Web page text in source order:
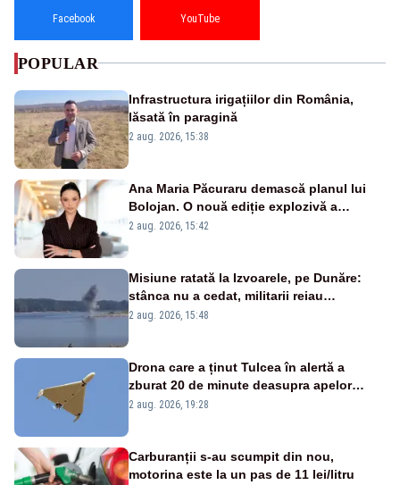
Facebook YouTube
POPULAR
Infrastructura irigațiilor din România,
lăsată în paragină
2 aug. 2026, 15:38
Ana Maria Păcuraru demască planul lui
Bolojan. O nouă ediție explozivă a
emisiunii „Miza Zilei” la Realitatea PLUS
2 aug. 2026, 15:42
Misiune ratată la Izvoarele, pe Dunăre:
stânca nu a cedat, militarii reiau
detonările luni – VIDEO
2 aug. 2026, 15:48
Drona care a ținut Tulcea în alertă a
zburat 20 de minute deasupra apelor
României. Au fost ridicate două F-16
2 aug. 2026, 19:28
Carburanții s-au scumpit din nou,
motorina este la un pas de 11 lei/litru